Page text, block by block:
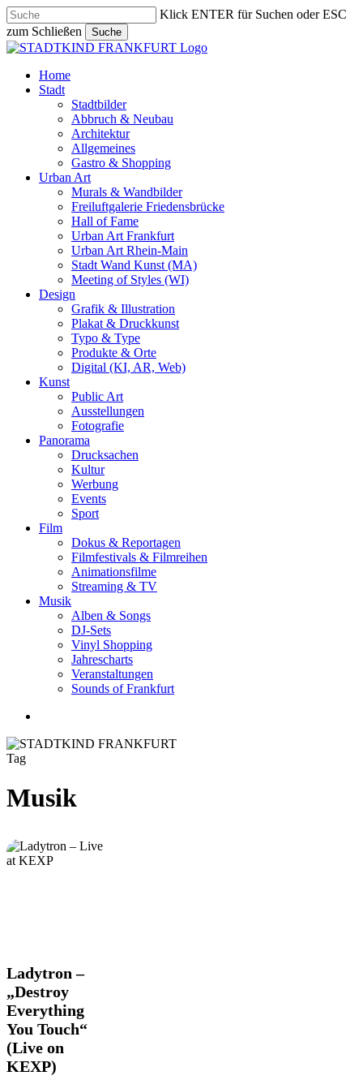
Skip
to
main
content
Klick ENTER für Suchen oder ESC
zum Schließen
Suche
Close
search
Menu
Home
Stadt
Stadtbilder
Abbruch & Neubau
Architektur
Allgemeines
Gastro & Shopping
Urban Art
Murals & Wandbilder
Freiluftgalerie Friedensbrücke
Hall of Fame
Urban Art Frankfurt
Urban Art Rhein-Main
Stadt Wand Kunst (MA)
Meeting of Styles (WI)
Design
Grafik & Illustration
Plakat & Druckkunst
Typo & Type
Produkte & Orte
Digital (KI, AR, Web)
Kunst
Public Art
Ausstellungen
Fotografie
Panorama
Drucksachen
Kultur
Werbung
Events
Sport
Film
Dokus & Reportagen
Filmfestivals & Filmreihen
Animationsfilme
Streaming & TV
Musik
Alben & Songs
DJ-Sets
Vinyl Shopping
Jahrescharts
Veranstaltungen
Sounds of Frankfurt
Tag
Musik
Ladytron
„Destroy
Everything
You
Touch“
(Live
on
Ladytron –
„Destroy
Everything
You Touch“
(Live on
KEXP)